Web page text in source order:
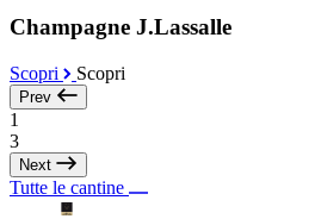
Champagne J.Lassalle
Scopri Scopri
Prev
1
3
Next
Tutte le cantine